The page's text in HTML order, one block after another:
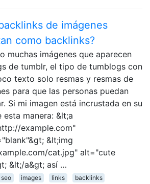
de imágenes
como backlinks?
muchas imágenes que aparecen
de tumblr, el tipo de tumblogs con
texto solo resmas y resmas de
para que las personas puedan
Si mi imagen está incrustada en su
esta manera: &lt;a
example.com"
&lt;img
cat.jpg" alt="cute
&lt;/a&gt; así …
seo images links
backlinks